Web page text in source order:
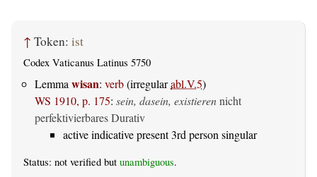
↑ Token: ist
Codex Vaticanus Latinus 5750
Lemma wisan: verb(irregularabl.V.5)
WS 1910, p. 175: sein, dasein, existierennicht
perfektivierbares Durativ
active indicative present 3rd person singular
Status: not verified but unambiguous.